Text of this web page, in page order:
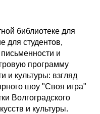
библиотеке для
для студентов,
и
программу
и культуры: взгляд
шоу "Своя игра"
Волгоградского
и культуры.